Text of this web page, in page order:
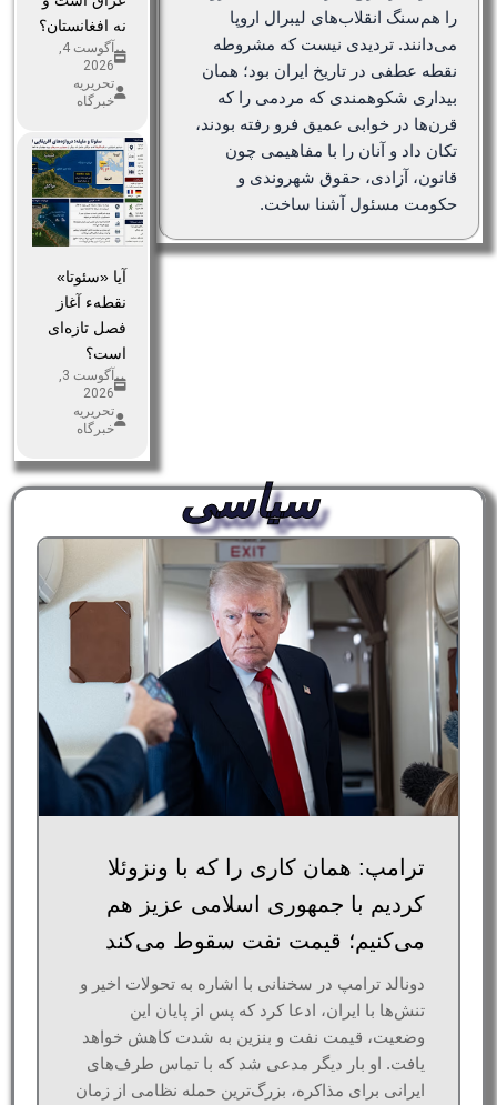
را هم‌سنگ انقلاب‌های لیبرال اروپا
می‌دانند. تردیدی نیست که مشروطه
نقطه عطفی در تاریخ ایران بود؛ همان
بیداری شکوهمندی که مردمی را که
قرن‌ها در خوابی عمیق فرو رفته بودند،
تکان داد و آنان را با مفاهیمی چون
قانون، آزادی، حقوق شهروندی و
حکومت مسئول آشنا ساخت.
نه افغانستان؟
آگوست 4,
2026
تحریریه
خبرگاه
آیا «سئوتا»
نقطهء آغاز
فصل تازه‌ای
است؟
آگوست 3,
2026
تحریریه
خبرگاه
سیاسی
ترامپ: همان کاری را که با ونزوئلا
کردیم با جمهوری اسلامی عزیز هم
می‌کنیم؛ قیمت نفت سقوط می‌کند
دونالد ترامپ در سخنانی با اشاره به تحولات اخیر و
تنش‌ها با ایران، ادعا کرد که پس از پایان این
وضعیت، قیمت نفت و بنزین به شدت کاهش خواهد
یافت. او بار دیگر مدعی شد که با تماس طرف‌های
ایرانی برای مذاکره، بزرگ‌ترین حمله نظامی از زمان